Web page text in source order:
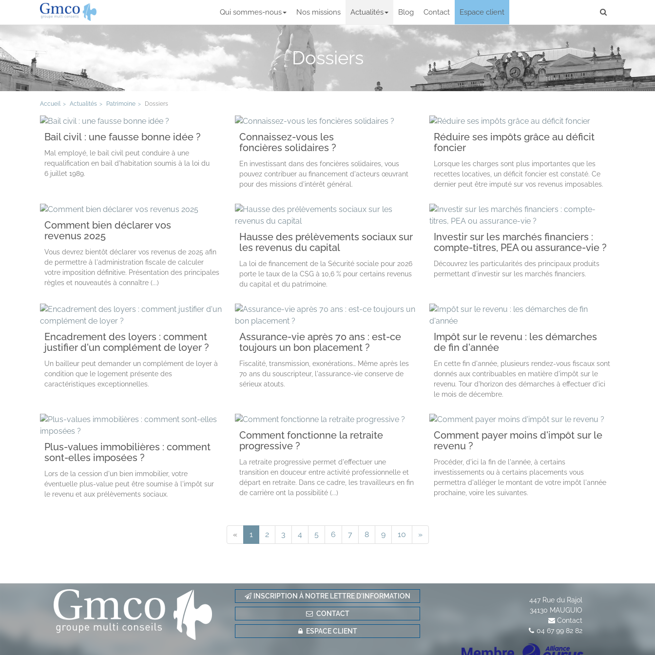
Qui sommes-nous Nos missions Actualités Blog Contact Espace client
Dossiers
Accueil Actualités Patrimoine Dossiers
Bail civil : une fausse bonne idée ?
Mal employé, le bail civil peut conduire à une
requalification en bail d'habitation soumis à la loi du
6 juillet 1989.
Connaissez-vous les
foncières solidaires ?
En investissant dans des foncières solidaires, vous
pouvez contribuer au financement d'acteurs œuvrant
pour des missions d'intérêt général.
Réduire ses impôts grâce au déficit
foncier
Lorsque les charges sont plus importantes que les
recettes locatives, un déficit foncier est constaté. Ce
dernier peut être imputé sur vos revenus imposables.
Comment bien déclarer vos
revenus 2025
Vous devrez bientôt déclarer vos revenus de 2025 afin
de permettre à l'administration fiscale de calculer
votre imposition définitive. Présentation des principales
règles et nouveautés à connaître (...)
Hausse des prélèvements sociaux sur
les revenus du capital
La loi de financement de la Sécurité sociale pour 2026
porte le taux de la CSG à 10,6 % pour certains revenus
du capital et du patrimoine.
Investir sur les marchés financiers :
compte-titres, PEA ou assurance-vie ?
Découvrez les particularités des principaux produits
permettant d'investir sur les marchés financiers.
Encadrement des loyers : comment
justifier d'un complément de loyer ?
Un bailleur peut demander un complément de loyer à
condition que le logement présente des
caractéristiques exceptionnelles.
Assurance-vie après 70 ans : est-ce
toujours un bon placement ?
Fiscalité, transmission, exonérations… Même après les
70 ans du souscripteur, l'assurance-vie conserve de
sérieux atouts.
Impôt sur le revenu : les démarches
de fin d'année
En cette fin d'année, plusieurs rendez-vous fiscaux sont
donnés aux contribuables en matière d'impôt sur le
revenu. Tour d'horizon des démarches à effectuer d'ici
le mois de décembre.
Plus-values immobilières : comment
sont-elles imposées ?
Lors de la cession d'un bien immobilier, votre
éventuelle plus-value peut être soumise à l'impôt sur
le revenu et aux prélèvements sociaux.
Comment fonctionne la retraite
progressive ?
La retraite progressive permet d'effectuer une
transition en douceur entre activité professionnelle et
départ en retraite. Dans ce cadre, les travailleurs en fin
de carrière ont la possibilité (...)
Comment payer moins d'impôt sur le
revenu ?
Procéder, d'ici la fin de l'année, à certains
investissements ou à certains placements vous
permettra d'alléger le montant de votre impôt l'année
prochaine, voire les suivantes.
« 1 2 3 4 5 6 7 8 9 10 »
INSCRIPTION À NOTRE LETTRE D'INFORMATION
CONTACT
ESPACE CLIENT
447 Rue du Rajol
34130 MAUGUIO
Contact
04 67 99 82 82